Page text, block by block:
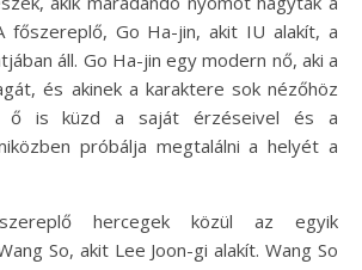
főszereplő, Go Ha-jin, akit IU alakít, a
áll. Go Ha-jin egy modern nő, aki a
és akinek a karaktere sok nézőhöz
ő is küzd a saját érzéseivel és a
próbálja megtalálni a helyét a
hercegek közül az egyik
So, akit Lee Joon-gi alakít. Wang So